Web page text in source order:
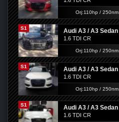
Orj:110hp / 250nm
S1 Audi A3 / A3 Sedan
1.6 TDI CR
Orj:110hp / 250nm
S1 Audi A3 / A3 Sedan
1.6 TDI CR
Orj:110hp / 250nm
S1 Audi A3 / A3 Sedan
1.6 TDI CR